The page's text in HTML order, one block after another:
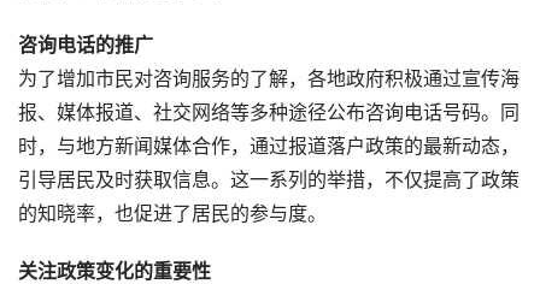
咨询电话的推广
为了增加市民对咨询服务的了解，各地政府积极通过宣传海
报、媒体报道、社交网络等多种途径公布咨询电话号码。同
时，与地方新闻媒体合作，通过报道落户政策的最新动态，
引导居民及时获取信息。这一系列的举措，不仅提高了政策
的知晓率，也促进了居民的参与度。
关注政策变化的重要性